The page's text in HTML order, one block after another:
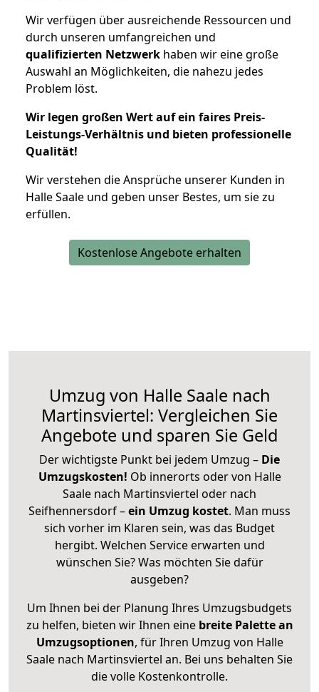
Wir verfügen über ausreichende Ressourcen und
durch unseren umfangreichen und
qualifizierten Netzwerk haben wir eine große
Auswahl an Möglichkeiten, die nahezu jedes
Problem löst.
Wir legen großen Wert auf ein faires Preis-
Leistungs-Verhältnis und bieten professionelle
Qualität!
Wir verstehen die Ansprüche unserer Kunden in
Halle Saale und geben unser Bestes, um sie zu
erfüllen.
Kostenlose Angebote erhalten
Umzug von Halle Saale nach
Martinsviertel: Vergleichen Sie
Angebote und sparen Sie Geld
Der wichtigste Punkt bei jedem Umzug – Die
Umzugskosten! Ob innerorts oder von Halle
Saale nach Martinsviertel oder nach
Seifhennersdorf –ein Umzug kostet. Man muss
sich vorher im Klaren sein, was das Budget
hergibt. Welchen Service erwarten und
wünschen Sie? Was möchten Sie dafür
ausgeben?
Um Ihnen bei der Planung Ihres Umzugsbudgets
zu helfen, bieten wir Ihnen eine breite Palette an
Umzugsoptionen, für Ihren Umzug von Halle
Saale nach Martinsviertel an. Bei uns behalten Sie
die volle Kostenkontrolle.